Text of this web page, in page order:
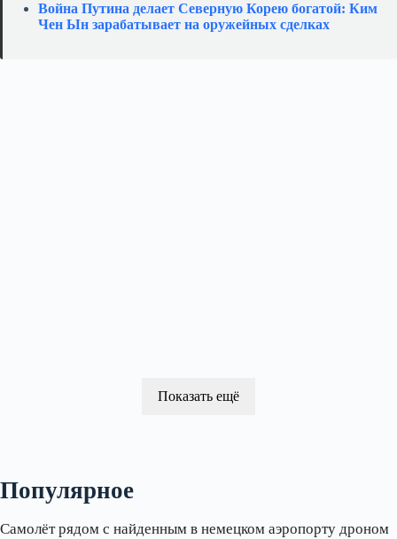
Война Путина делает Северную Корею богатой: Ким
Чен Ын зарабатывает на оружейных сделках
Показать ещё
Популярное
Самолёт рядом с найденным в немецком аэропорту дроном